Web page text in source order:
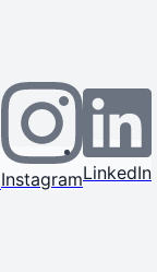
InstagramLinkedIn